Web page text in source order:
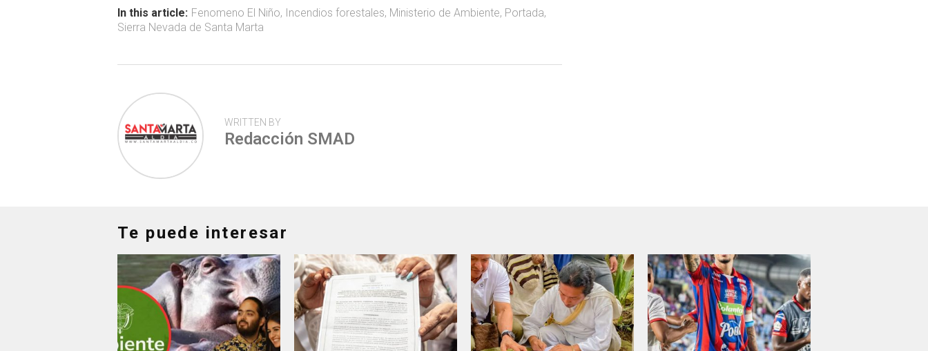
ok p
p
tir
In this article: Fenomeno El Niño, Incendios forestales, Ministerio de Ambiente, Portada,
Sierra Nevada de Santa Marta
WRITTEN BY
Redacción SMAD
Te puede interesar